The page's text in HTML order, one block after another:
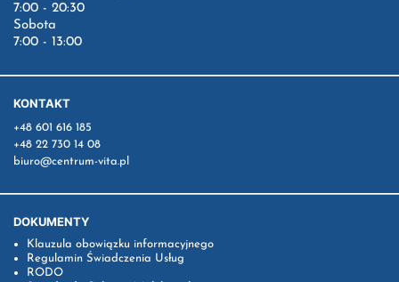
7:00 - 20:30
Sobota
7:00 - 13:00
KONTAKT
+48 601 616 185
+48 22 730 14 08
biuro@centrum-vita.pl
DOKUMENTY
Klauzula obowiązku informacyjnego
Regulamin Świadczenia Usług
RODO